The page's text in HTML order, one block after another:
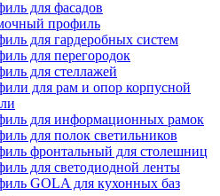
для фасадов
профиль
для гардеробных систем
для перегородок
для стеллажей
для рам и опор корпусной
для информационных рамок
для полок светильников
фронтальный для столешниц
для светодиодной ленты
GOLA для кухонных баз